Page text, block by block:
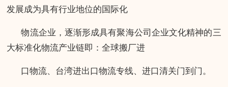
发展成为具有行业地位的国际化
物流企业，逐渐形成具有聚海公司企业文化精神的三
大标准化物流产业链即：全球搬厂进
口物流、台湾进出口物流专线、进口清关门到门。